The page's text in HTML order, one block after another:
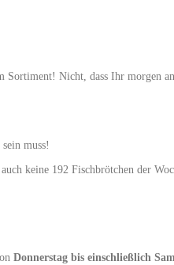
Sortiment! Nicht, dass Ihr morgen
muss!
keine 192 Fischbrötchen der
Donnerstag bis einschließlich